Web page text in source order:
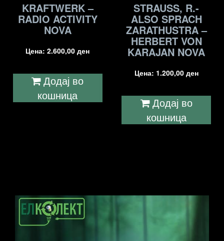
KRAFTWERK –
RADIO ACTIVITY
NOVA
Цена:2.600,00ден
Додај во
кошница
STRAUSS, R.-
ALSO SPRACH
ZARATHUSTRA –
HERBERT VON
KARAJAN NOVA
Цена: 1.200,00 ден
Додај во
кошница